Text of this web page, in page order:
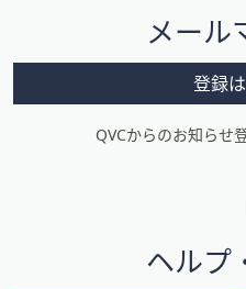
メ
ニ
メール
登録
QVCからのお知らせ
ヘルプ